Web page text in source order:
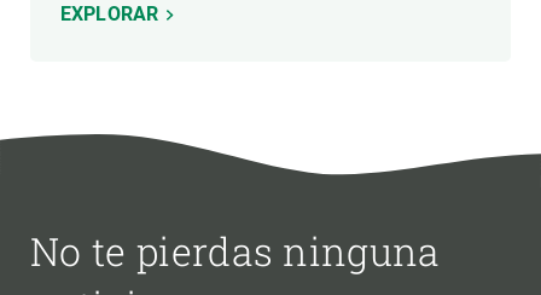
EXPLORAR
No te pierdas ninguna